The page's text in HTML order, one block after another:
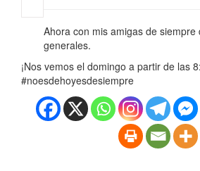
Ahora con mis amigas de siempre
generales.
¡Nos vemos el domingo a partir de las
#noesdehoyesdesiempre